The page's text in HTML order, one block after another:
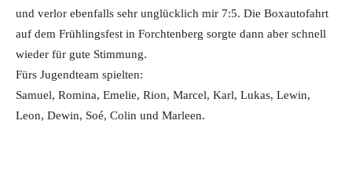
und verlor ebenfalls sehr unglücklich mir 7:5. Die Boxautofahrt
auf dem Frühlingsfest in Forchtenberg sorgte dann aber schnell
wieder für gute Stimmung.
Fürs Jugendteam spielten:
Samuel, Romina, Emelie, Rion, Marcel, Karl, Lukas, Lewin,
Leon, Dewin, Soé, Colin und Marleen.